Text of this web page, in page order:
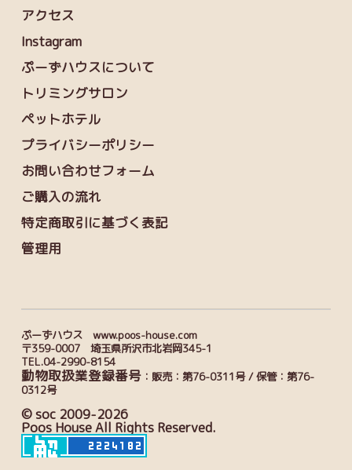
アクセス
Instagram
ぷーずハウスについて
トリミングサロン
ペットホテル
プライバシーポリシー
お問い合わせフォーム
ご購入の流れ
特定商取引に基づく表記
管理用
ぷーずハウス www.poos-house.com
〒359-0007 埼玉県所沢市北岩岡345-1
TEL.04-2990-8154
動物取扱業登録番号：販売：第76-0311号 / 保管：第76-
0312号
© soc 2009-2026
Poos House All Rights Reserved.